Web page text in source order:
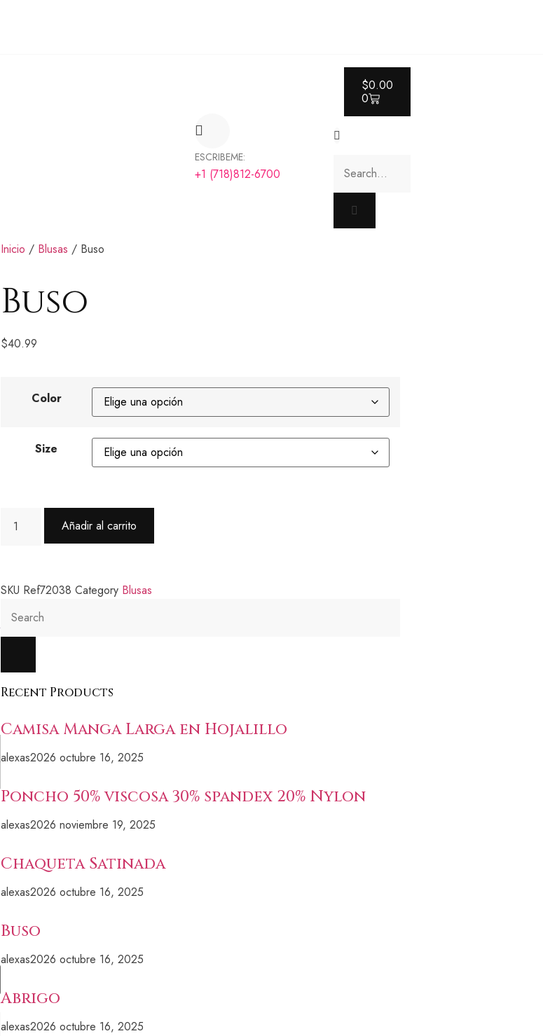
ESCRIBEME:
+1 (718)812-6700
$0.00
0
Inicio / Blusas / Buso
Buso
$40.99
Color
Size
Añadir al carrito
SKU Ref72038 Category Blusas
Recent Products
Camisa Manga Larga en Hojalillo
alexas2026 octubre 16, 2025
Poncho 50% viscosa 30% spandex 20% Nylon
alexas2026 noviembre 19, 2025
Chaqueta Satinada
alexas2026 octubre 16, 2025
Buso
alexas2026 octubre 16, 2025
Abrigo
alexas2026 octubre 16, 2025